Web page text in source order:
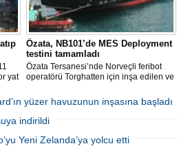
yat
Özata, NB101’de MES Deployment
testini tamamladı
Özata Tersanesi’nde Norveçli feribot
operatörü Torghatten için inşa edilen ve
gemide gerçekleştirilen MES (Marine
Evacuation System) Deployment Testi
başarıyla tamamlandı.
yüzer havuzunun inşasına başladı
indirildi
Yeni Zelanda’ya yolcu etti